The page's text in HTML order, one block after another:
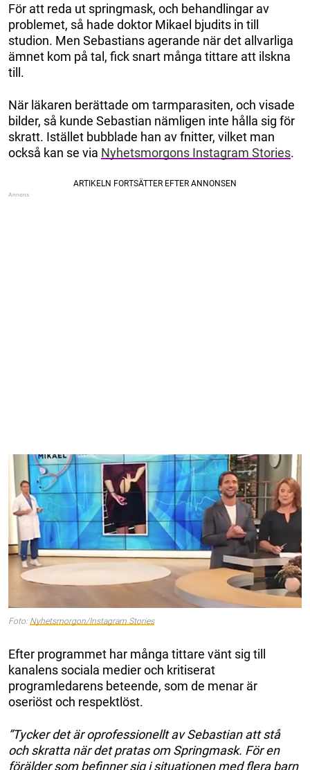
För att reda ut springmask, och behandlingar av
problemet, så hade doktor Mikael bjudits in till
studion. Men Sebastians agerande när det allvarliga
ämnet kom på tal, fick snart många tittare att ilskna
till.
När läkaren berättade om tarmparasiten, och visade
bilder, så kunde Sebastian nämligen inte hålla sig för
skratt. Istället bubblade han av fnitter, vilket man
också kan se via Nyhetsmorgons Instagram Stories.
Foto: Nyhetsmorgon/Instagram Stories
Efter programmet har många tittare vänt sig till
kanalens sociala medier och kritiserat
programledarens beteende, som de menar är
oseriöst och respektlöst.
”Tycker det är oprofessionellt av Sebastian att stå
och skratta när det pratas om Springmask. För en
förälder som befinner sig i situationen med flera barn